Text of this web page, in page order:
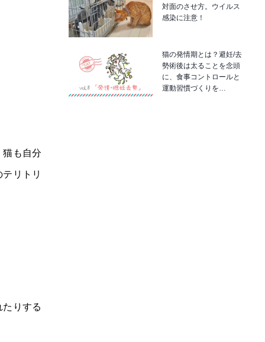
も自分
リトリ
りする
対面のさせ方。ウイルス
感染に注意！
猫の発情期とは？避妊/去
勢術後は太ることを念頭
に、食事コントロールと
運動習慣づくりを…